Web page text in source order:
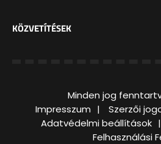
KÖZVETÍTÉSEK
Minden jog
Impresszum
Szerzői
Adatvédelmi beállítások
Felhasználási